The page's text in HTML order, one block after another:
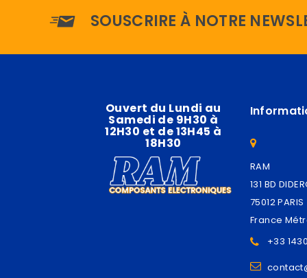
SOUSCRIRE À NOTRE
Ouvert du Lundi au
Samedi de 9H30 à
12H30 et de 13H45 à
18H30
RAM
131 BD
75012 PARIS
France
+33